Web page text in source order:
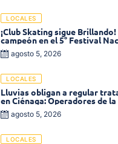
LOCALES
¡Club Skating sigue
campeón en el 5° Festival
«Soledad sobre Ruedas»
agosto 5, 2026
LOCALES
Lluvias obligan a regular
en Ciénaga: Operadores de
baja presión en varios
agosto 5, 2026
LOCALES